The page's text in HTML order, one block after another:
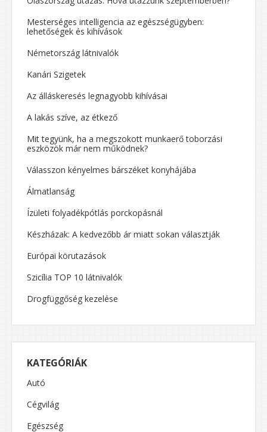
Mesterséges intelligencia az egészségügyben:
lehetőségek és kihívások
Németország látnivalók
Kanári Szigetek
Az álláskeresés legnagyobb kihívásai
A lakás szíve, az étkező
Mit tegyünk, ha a megszokott munkaerő toborzási
eszközök már nem működnek?
Válasszon kényelmes bárszéket konyhájába
Álmatlanság
Ízületi folyadékpótlás porckopásnál
Készházak: A kedvezőbb ár miatt sokan választják
Európai körutazások
Szicília TOP 10 látnivalók
Drogfüggőség kezelése
KATEGÓRIÁK
Autó
Cégvilág
Egészség